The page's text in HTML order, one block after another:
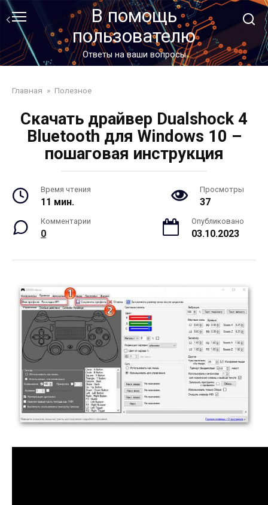
Перейти
контенту
В помощь
пользователю
Ответы на ваши вопросы
Главная » Полезное
Скачать драйвер Dualshock 4
Bluetooth для Windows 10 –
пошаговая инструкция
Время чтения
11 мин.
Просмотры
37
Комментарии
0
Опубликовано
03.10.2023